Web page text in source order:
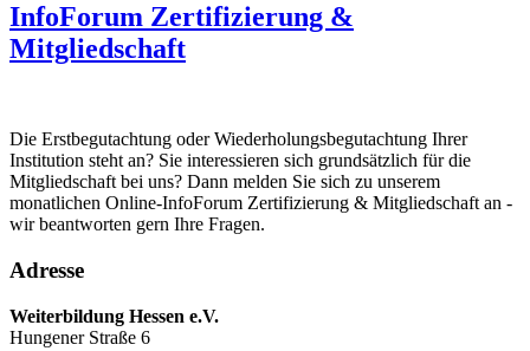
InfoForum Zertifizierung &
Mitgliedschaft
Die Erstbegutachtung oder Wiederholungsbegutachtung Ihrer
Institution steht an? Sie interessieren sich grundsätzlich für die
Mitgliedschaft bei uns? Dann melden Sie sich zu unserem
monatlichen Online-InfoForum Zertifizierung & Mitgliedschaft an -
wir beantworten gern Ihre Fragen.
Adresse
Weiterbildung Hessen e.V.
Hungener Straße 6